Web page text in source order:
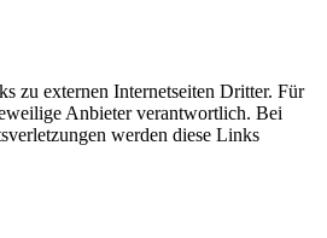
zu externen Internetseiten Dritter. Für
Anbieter verantwortlich. Bei
werden diese Links